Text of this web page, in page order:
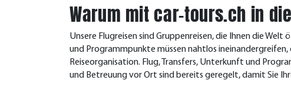
Warum mit car-tours.ch in
Unsere Flugreisen sind Gruppenreisen, die Ihnen die
und Programmpunkte müssen nahtlos
Reiseorganisation. Flug, Transfers, Unterkunft und
und Betreuung vor Ort sind bereits geregelt, damit Sie